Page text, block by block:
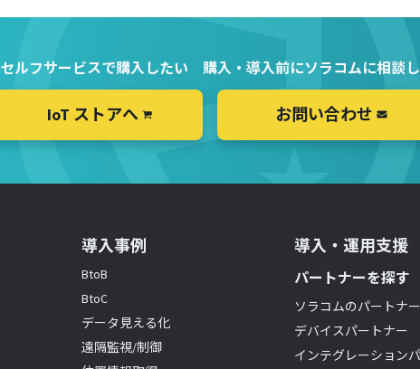
セルフサービスで購入したい
IoT ストアへ
購入・導入前にソラコムに相談
お問い合わせ
導入事例
BtoB
BtoC
データ見える化
遠隔監視/制御
導入・運用支援
パートナーを探す
ソラコムのパートナ
デバイスパートナー
インテグレーション